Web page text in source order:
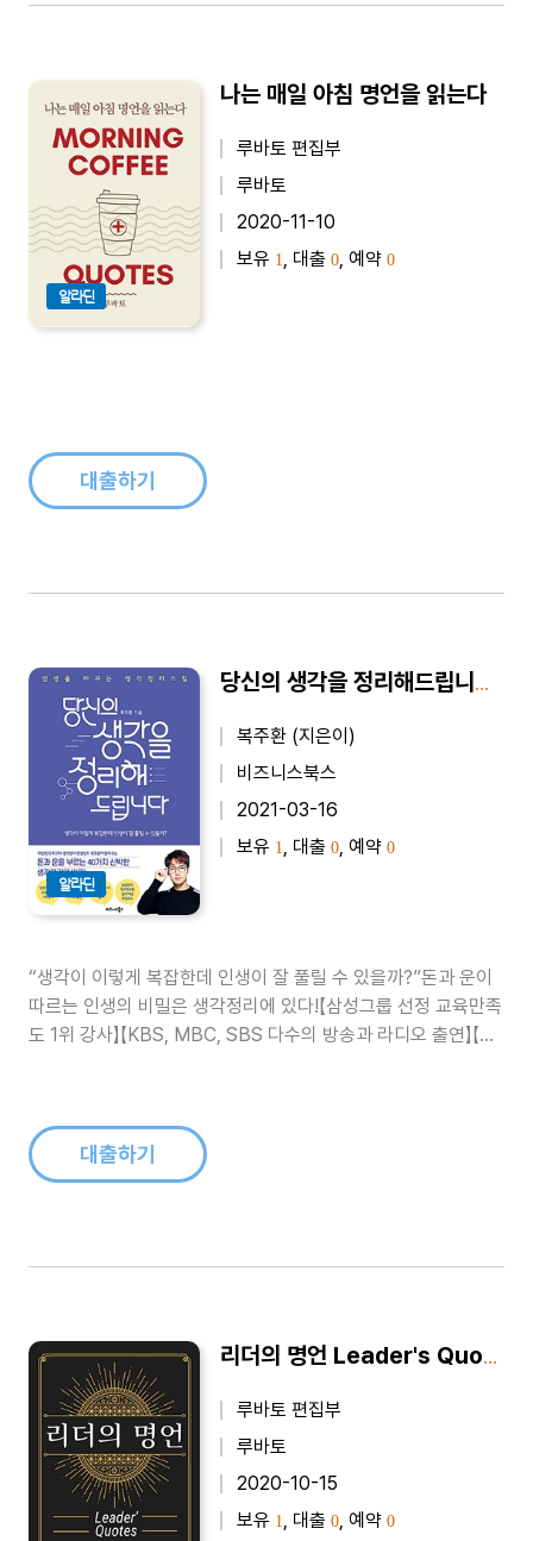
알라딘
나는 매일 아침 명언을 읽는다
루바토 편집부
루바토
2020-11-10
보유 1 , 대출 0 , 예약 0
대출하기
알라딘
당신의 생각을 정리해드립니다 - 인생을 바꾸는 생각정리스킬
복주환 (지은이)
비즈니스북스
2021-03-16
보유 1 , 대출 0 , 예약 0
“생각이 이렇게 복잡한데 인생이 잘 풀릴 수 있을까?”돈과 운이
따르는 인생의 비밀은 생각정리에 있다!【삼성그룹 선정 교육만족
도 1위 강사】【KBS, MBC, SBS 다수의 방송과 라디오 출연】【유
이 ..
대출하기
리더의 명언 Leader's Quotes
루바토 편집부
루바토
2020-10-15
보유 1 , 대출 0 , 예약 0